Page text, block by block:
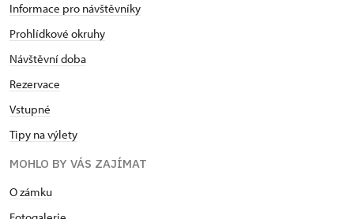
Informace pro návštěvníky
Prohlídkové okruhy
Návštěvní doba
Rezervace
Vstupné
Tipy na výlety
MOHLO BY VÁS ZAJÍMAT
O zámku